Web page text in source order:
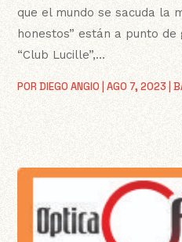
PORDIEGO ANGIO |AGO 7, 2023 |
que el mundo se sacuda la
honestos” están a punto
“Club Lucille”,...